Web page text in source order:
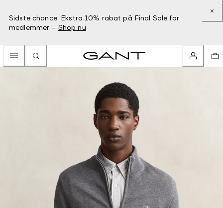
Sidste chance: Ekstra 10% rabat på Final Sale for
medlemmer – Shop nu